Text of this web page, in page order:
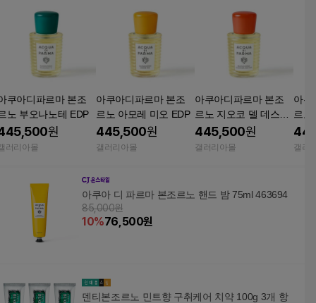
쿠아디파르마 본조
노 부오나노테 EDP
원
러리아몰
아쿠아디파르마 본조
르노 아모레 미오 EDP
445,500원
갤러리아몰
아쿠아디파르마 본조
르노 지오코 델 데스티
노
445,500원
갤러리아몰
아쿠
르노
갤러
아쿠아 디 파르마 본조르노 핸드 밤 75ml 463694
85,000원
10%76,500원
덴티본조르노 민트향 구취케어 치약 100g 3개 항